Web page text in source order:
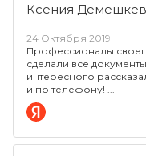
Ксения
24 Октября 2019
Профессионалы
сделали все
интересного
и по телефону!